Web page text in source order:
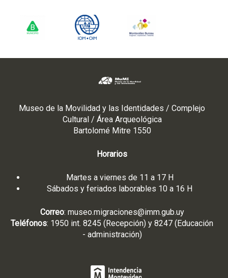
Museo de la Movilidad y las Identidades / Complejo
Cultural / Área Arqueológica
Bartolomé Mitre 1550
Horarios
Martes a viernes de 11 a 17 H
Sábados y feriados laborables 10 a 16 H
Correo: museo.migraciones@imm.gub.uy
Teléfonos: 1950 int. 8245 (Recepción) y 8247 (Educación
- administración)